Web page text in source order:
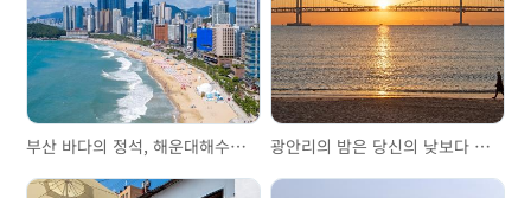
부산 바다의 정석, 해운대해수욕장 광안리의 밤은 당신의 낮보다 아름답다